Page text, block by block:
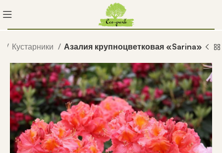
Кустарники Азалия крупноцветковая «Sarina»